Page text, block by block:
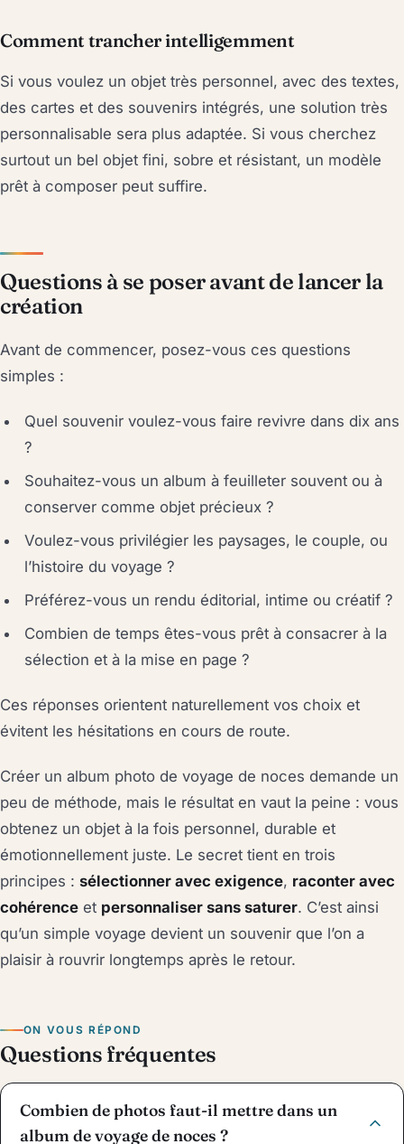
Comment trancher intelligemment
Si vous voulez un objet très personnel, avec des textes,
des cartes et des souvenirs intégrés, une solution très
personnalisable sera plus adaptée. Si vous cherchez
surtout un bel objet fini, sobre et résistant, un modèle
prêt à composer peut suffire.
Questions à se poser avant de lancer la
création
Avant de commencer, posez-vous ces questions
simples :
Quel souvenir voulez-vous faire revivre dans dix ans
?
Souhaitez-vous un album à feuilleter souvent ou à
conserver comme objet précieux ?
Voulez-vous privilégier les paysages, le couple, ou
l’histoire du voyage ?
Préférez-vous un rendu éditorial, intime ou créatif ?
Combien de temps êtes-vous prêt à consacrer à la
sélection et à la mise en page ?
Ces réponses orientent naturellement vos choix et
évitent les hésitations en cours de route.
Créer un album photo de voyage de noces demande un
peu de méthode, mais le résultat en vaut la peine : vous
obtenez un objet à la fois personnel, durable et
émotionnellement juste. Le secret tient en trois
principes : sélectionner avec exigence, raconter avec
cohérence et personnaliser sans saturer. C’est ainsi
qu’un simple voyage devient un souvenir que l’on a
plaisir à rouvrir longtemps après le retour.
ON VOUS RÉPOND
Questions fréquentes
Combien de photos faut-il mettre dans un
album de voyage de noces ?